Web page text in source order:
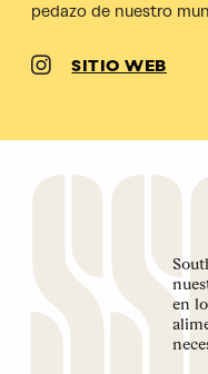
pedazo de nuestro
SITIO WEB
en